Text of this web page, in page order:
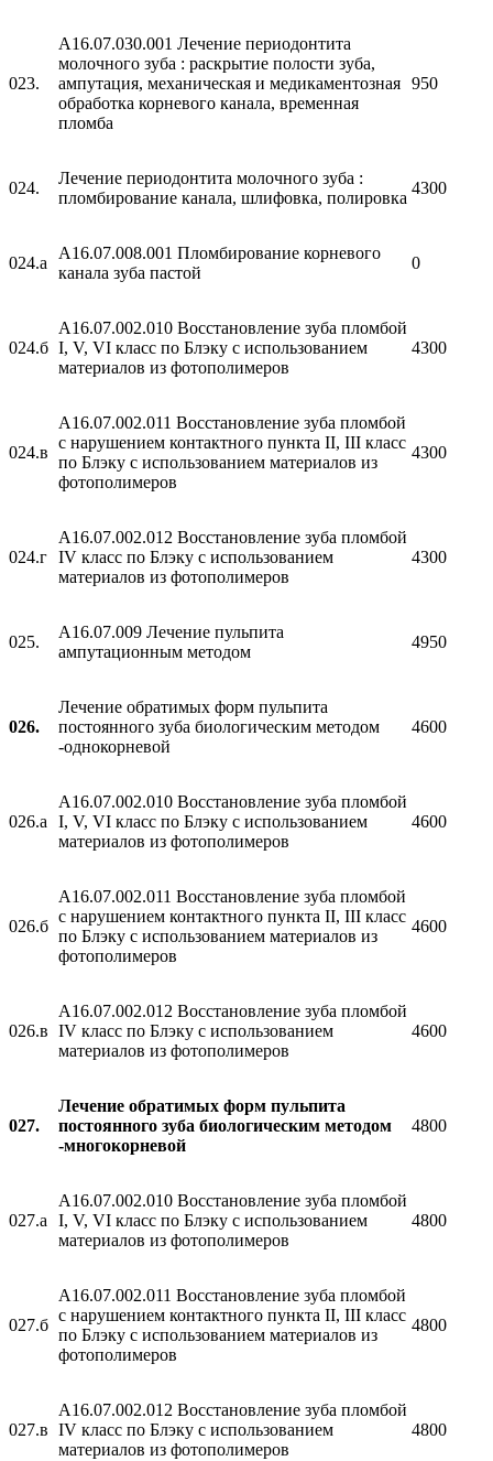
023.
A16.07.030.001 Лечение периодонтита
молочного зуба : раскрытие полости зуба,
ампутация, механическая и медикаментозная
обработка корневого канала, временная
пломба
950
024.
Лечение периодонтита молочного зуба :
пломбирование канала, шлифовка, полировка
4300
024.а
A16.07.008.001 Пломбирование корневого
канала зуба пастой
0
024.б
A16.07.002.010 Восстановление зуба пломбой
I, V, VI класс по Блэку с использованием
материалов из фотополимеров
4300
024.в
A16.07.002.011 Восстановление зуба пломбой
с нарушением контактного пункта II, III класс
по Блэку с использованием материалов из
фотополимеров
4300
024.г
A16.07.002.012 Восстановление зуба пломбой
IV класс по Блэку с использованием
материалов из фотополимеров
4300
025.
A16.07.009 Лечение пульпита
ампутационным методом
4950
026.
Лечение обратимых форм пульпита
постоянного зуба биологическим методом
-однокорневой
4600
026.а
A16.07.002.010 Восстановление зуба пломбой
I, V, VI класс по Блэку с использованием
материалов из фотополимеров
4600
026.б
A16.07.002.011 Восстановление зуба пломбой
с нарушением контактного пункта II, III класс
по Блэку с использованием материалов из
фотополимеров
4600
026.в
A16.07.002.012 Восстановление зуба пломбой
IV класс по Блэку с использованием
материалов из фотополимеров
4600
027.
Лечение обратимых форм пульпита
постоянного зуба биологическим методом
-многокорневой
4800
027.а
A16.07.002.010 Восстановление зуба пломбой
I, V, VI класс по Блэку с использованием
материалов из фотополимеров
4800
027.б
A16.07.002.011 Восстановление зуба пломбой
с нарушением контактного пункта II, III класс
по Блэку с использованием материалов из
фотополимеров
4800
027.в
A16.07.002.012 Восстановление зуба пломбой
IV класс по Блэку с использованием
материалов из фотополимеров
4800